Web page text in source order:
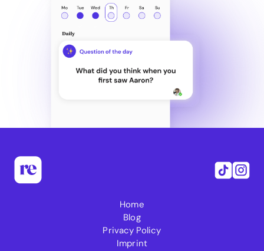
Home
Blog
Privacy Policy
Imprint